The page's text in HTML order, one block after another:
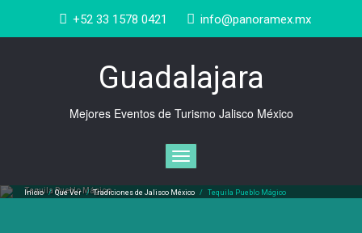
contenido
+52 33 1578 0421 info@panoramex.mx
Guadalajara
Mejores Eventos de Turismo Jalisco México
Cambiar
navegación
Tequila Pueblo Mágico
Inicio/ Que Ver /Tradiciones de Jalisco México / Tequila Pueblo Mágico